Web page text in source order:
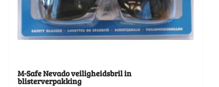
M-Safe Nevado veiligheidsbril in
blisterverpakking